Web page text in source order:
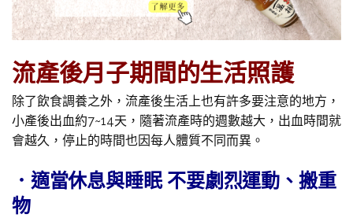
流產後月子期間的生活照護
除了飲食調養之外，流產後生活上也有許多要注意的地方，
小產後出血約7~14天，隨著流產時的週數越大，出血時間就
會越久，停止的時間也因每人體質不同而異。
．適當休息與睡眠不要劇烈運動、搬重
物